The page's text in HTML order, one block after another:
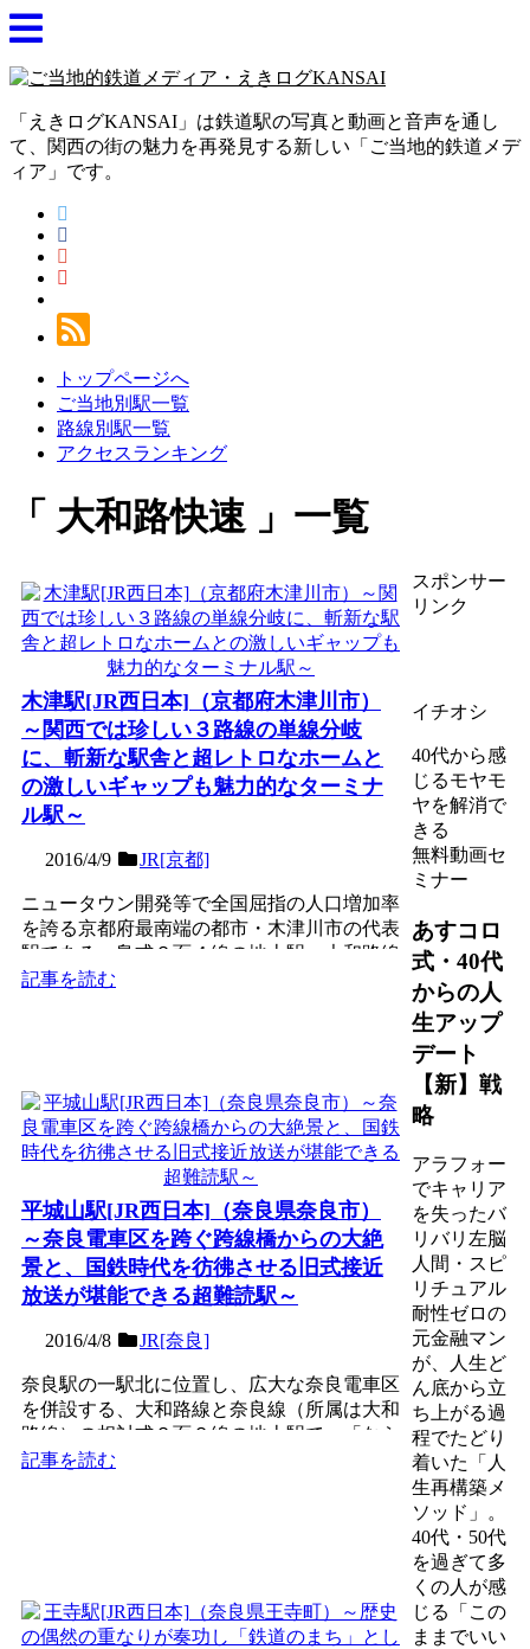
「えきログKANSAI」は鉄道駅の写真と動画と音声を通し
て、関西の街の魅力を再発見する新しい「ご当地的鉄道メデ
ィア」です。
トップページへ
ご当地別駅一覧
路線別駅一覧
アクセスランキング
大和路快速 一覧
木津駅[JR西日本]（京都府木津川市）
～関西では珍しい３路線の単線分岐
に、斬新な駅舎と超レトロなホームと
の激しいギャップも魅力的なターミナ
ル駅～
2016/4/9 JR[京都]
ニュータウン開発等で全国屈指の人口増加率
を誇る京都府最南端の都市・木津川市の代表
駅である、島式２面４線の地上駅。大和路線
（関西本線）・奈良線...
記事を読む
平城山駅[JR西日本]（奈良県奈良市）
～奈良電車区を跨ぐ跨線橋からの大絶
景と、国鉄時代を彷彿させる旧式接近
放送が堪能できる超難読駅～
2016/4/8 JR[奈良]
奈良駅の一駅北に位置し、広大な奈良電車区
を併設する、大和路線と奈良線（所属は大和
路線）の相対式２面２線の地上駅で、「なら
やま」とはまず読めな...
記事を読む
スポンサー
リンク
イチオシ
40代から感
じるモヤモ
ヤを解消で
きる
無料動画セ
ミナー
あすコロ
式・40代
からの人
生アップ
デート
【新】戦
略
アラフォー
でキャリア
を失ったバ
リバリ左脳
人間・スピ
リチュアル
耐性ゼロの
元金融マン
が、人生ど
ん底から立
ち上がる過
程でたどり
着いた「人
生再構築メ
ソッド」。
40代・50代
を過ぎて多
くの人が感
じる「この
ままでいい